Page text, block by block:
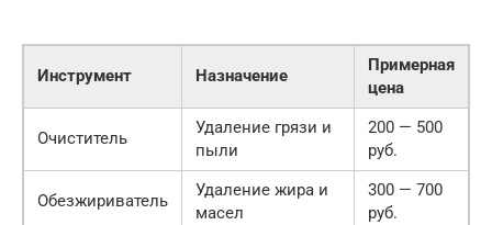
Инструмент Назначение
Примерная
цена
Очиститель
Удаление грязи и
пыли
200 — 500
руб.
Обезжириватель
Удаление жира и
масел
300 — 700
руб.